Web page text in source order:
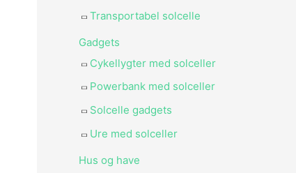
Transportabel solcelle
Gadgets
Cykellygter med solceller
Powerbank med solceller
Solcelle gadgets
Ure med solceller
Hus og have